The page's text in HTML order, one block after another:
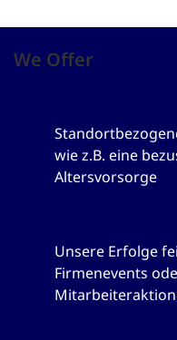
We Offer
wie z.B. eine
Altersvorsorge
Unsere Erfolge
Firmenevents